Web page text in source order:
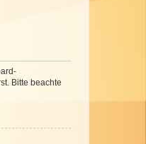
Bitte beachte